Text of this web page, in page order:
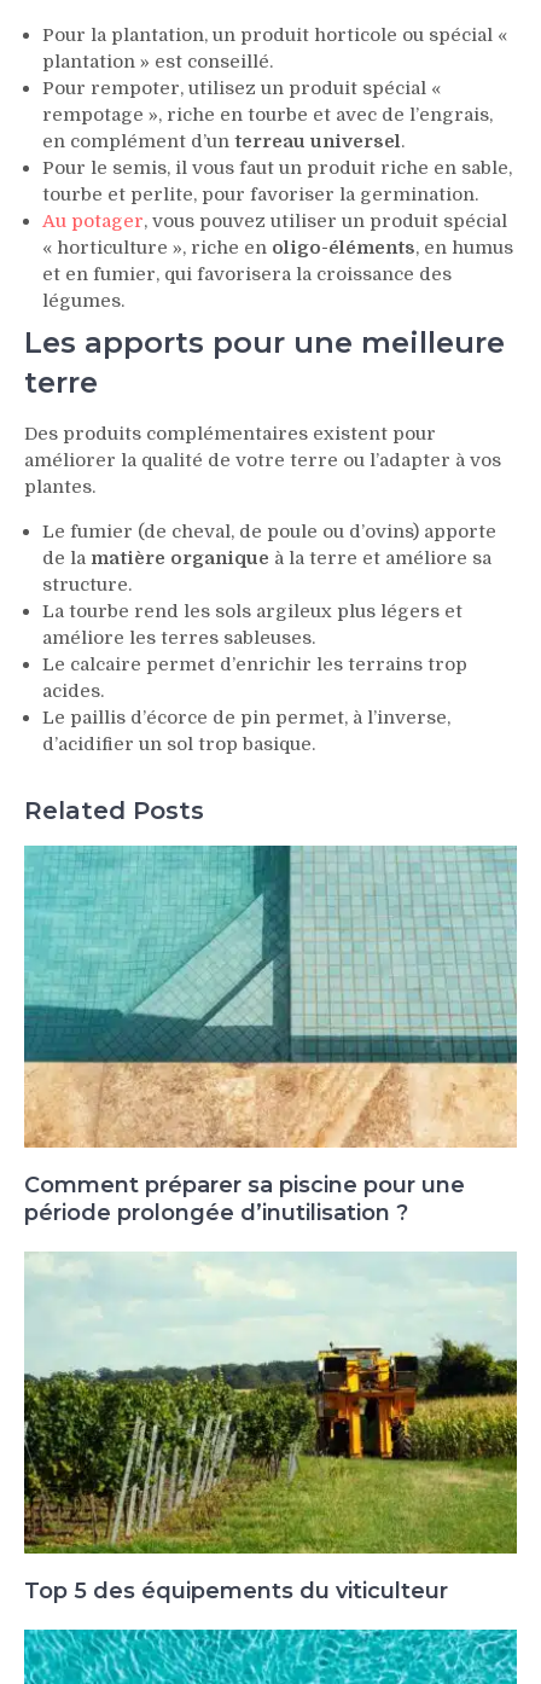
Pour la plantation, un produit horticole ou spécial «
plantation » est conseillé.
Pour rempoter, utilisez un produit spécial «
rempotage », riche en tourbe et avec de l’engrais,
en complément d’un terreau universel.
Pour le semis, il vous faut un produit riche en sable,
tourbe et perlite, pour favoriser la germination.
Au potager, vous pouvez utiliser un produit spécial
« horticulture », riche en oligo-éléments, en humus
et en fumier, qui favorisera la croissance des
légumes.
Les apports pour une meilleure
terre
Des produits complémentaires existent pour
améliorer la qualité de votre terre ou l’adapter à vos
plantes.
Le fumier (de cheval, de poule ou d’ovins) apporte
de la matière organique à la terre et améliore sa
structure.
La tourbe rend les sols argileux plus légers et
améliore les terres sableuses.
Le calcaire permet d’enrichir les terrains trop
acides.
Le paillis d’écorce de pin permet, à l’inverse,
d’acidifier un sol trop basique.
Related Posts
Comment préparer sa piscine pour une
période prolongée d’inutilisation ?
Top 5 des équipements du viticulteur